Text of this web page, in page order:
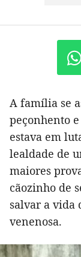
A família se
peçonhento
estava em
lealdade de
maiores
cãozinho de
salvar a vida
venenosa.